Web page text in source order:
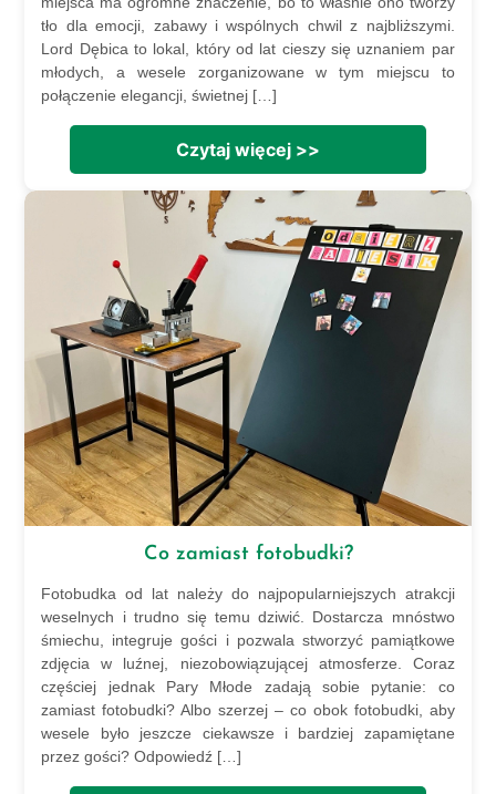
tło dla emocji, zabawy i wspólnych chwil z najbliższymi.
Lord Dębica to lokal, który od lat cieszy się uznaniem par
młodych, a wesele zorganizowane w tym miejscu to
połączenie elegancji, świetnej […]
Czytaj więcej >>
Co zamiast fotobudki?
Fotobudka od lat należy do najpopularniejszych atrakcji
weselnych i trudno się temu dziwić. Dostarcza mnóstwo
śmiechu, integruje gości i pozwala stworzyć pamiątkowe
zdjęcia w luźnej, niezobowiązującej atmosferze. Coraz
częściej jednak Pary Młode zadają sobie pytanie: co
zamiast fotobudki? Albo szerzej – co obok fotobudki, aby
wesele było jeszcze ciekawsze i bardziej zapamiętane
przez gości? Odpowiedź […]